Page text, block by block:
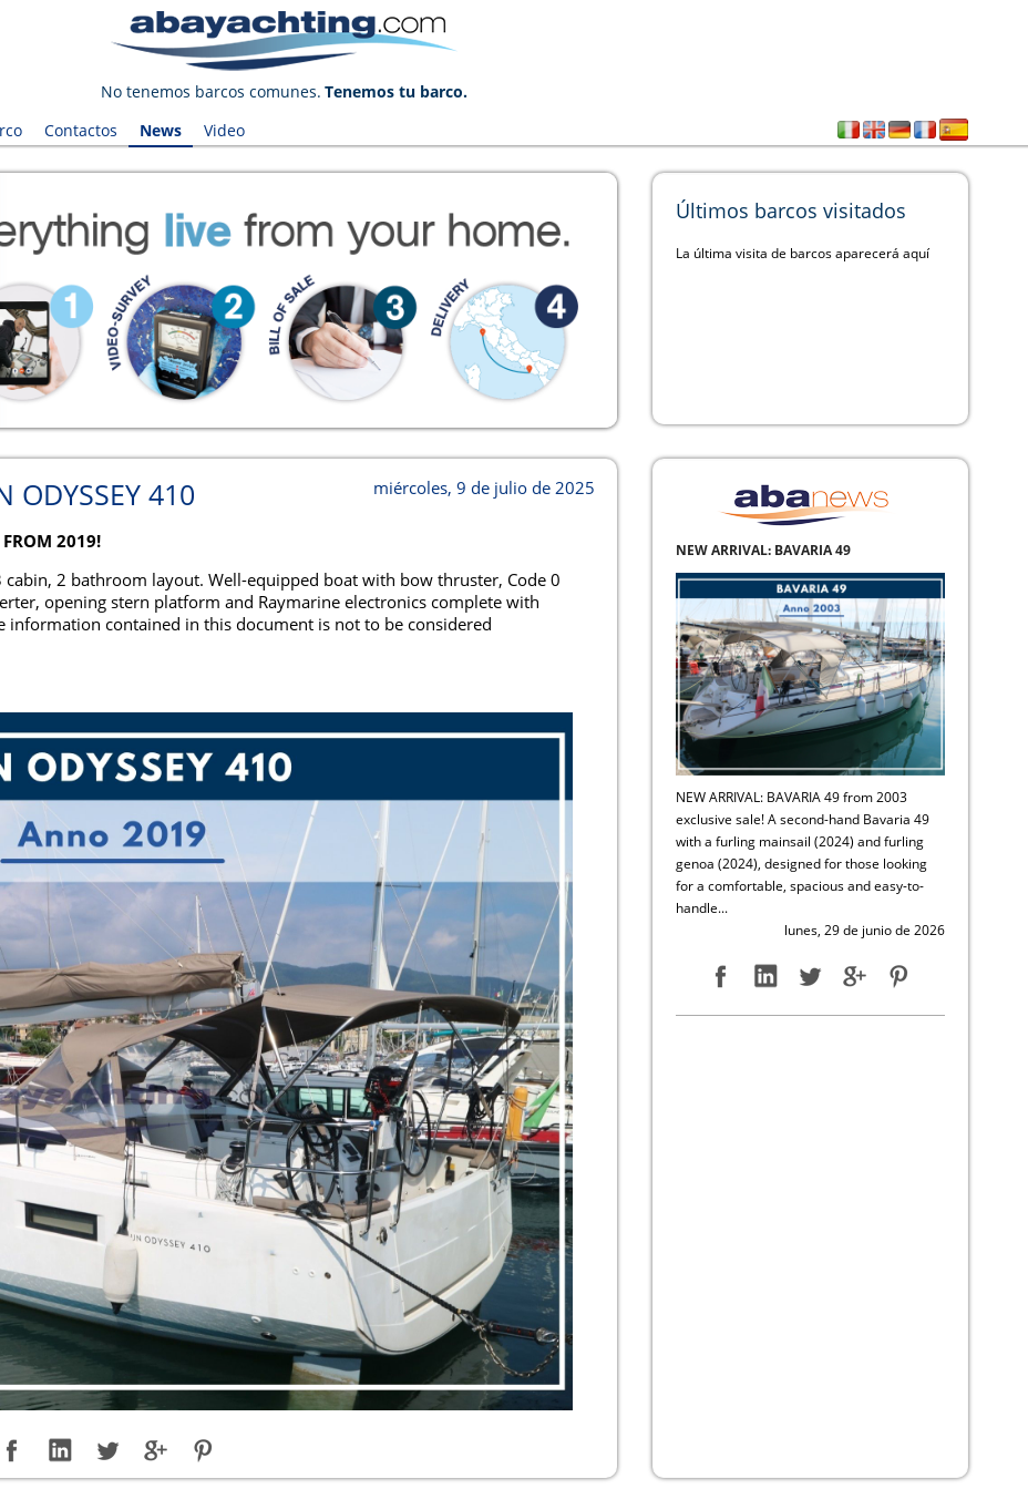
No tenemos barcos comunes. Tenemos tu barco.
Contactos News Video
miércoles, 9 de julio de 2025
ODYSSEY 410
FROM 2019!
2 bathroom layout. Well-equipped boat with bow thruster, Code 0
opening stern platform and Raymarine electronics complete with
information contained in this document is not to be considered
Últimos barcos visitados
La última visita de barcos aparecerá aquí
NEW ARRIVAL: BAVARIA 49
NEW ARRIVAL: BAVARIA 49 from 2003
exclusive sale! A second-hand Bavaria 49
with a furling mainsail (2024) and furling
genoa (2024), designed for those looking
for a comfortable, spacious and easy-to-
handle...
lunes, 29 de junio de 2026